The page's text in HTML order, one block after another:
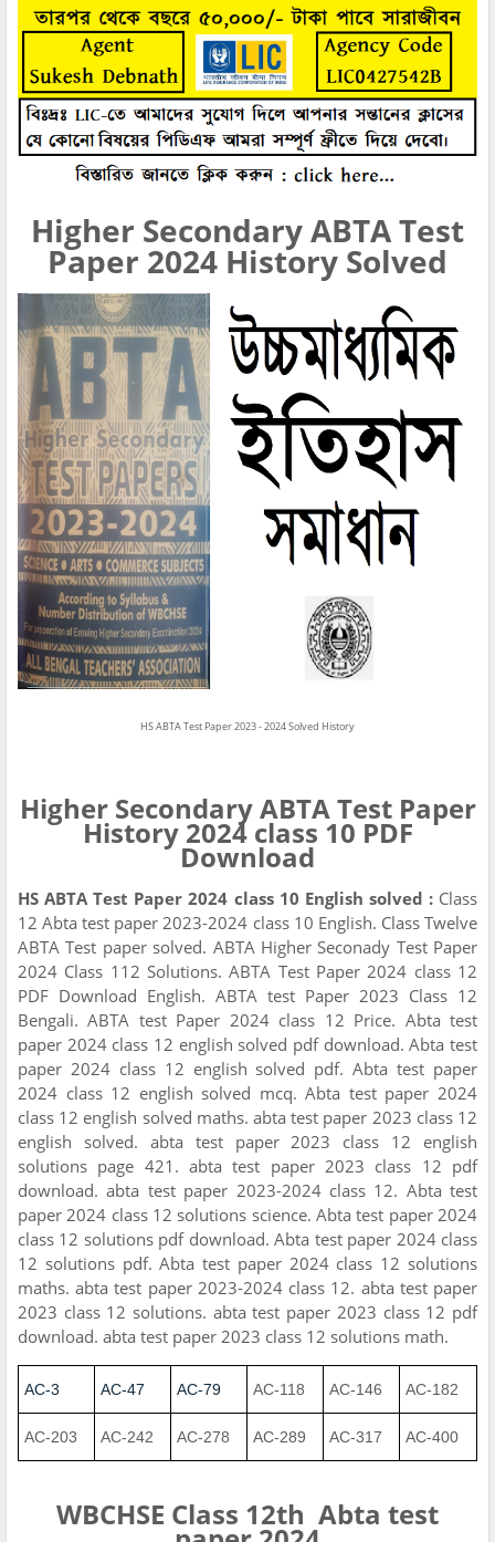
Higher Secondary ABTA Test
Paper 2024 History Solved
HS ABTA Test Paper 2023 - 2024 Solved History
Higher Secondary ABTA Test Paper
History 2024 class 10 PDF
Download
HS ABTA Test Paper 2024 class 10 English solved :Class
12 Abta test paper 2023-2024 class 10 English. Class Twelve
ABTA Test paper solved. ABTA Higher Seconady Test Paper
2024 Class 112 Solutions. ABTA Test Paper 2024 class 12
PDF Download English. ABTA test Paper 2023 Class 12
Bengali. ABTA test Paper 2024 class 12 Price. Abta test
paper 2024 class 12 english solved pdf download. Abta test
paper 2024 class 12 english solved pdf. Abta test paper
2024 class 12 english solved mcq. Abta test paper 2024
class 12 english solved maths. abta test paper 2023 class 12
english solved. abta test paper 2023 class 12 english
solutions page 421. abta test paper 2023 class 12 pdf
download. abta test paper 2023-2024 class 12. Abta test
paper 2024 class 12 solutions science. Abta test paper 2024
class 12 solutions pdf download. Abta test paper 2024 class
12 solutions pdf. Abta test paper 2024 class 12 solutions
maths. abta test paper 2023-2024 class 12. abta test paper
2023 class 12 solutions. abta test paper 2023 class 12 pdf
download. abta test paper 2023 class 12 solutions math.
AC-3 AC-47 AC-79 AC-118 AC-146 AC-182
AC-203 AC-242 AC-278 AC-289 AC-317 AC-400
WBCHSE Class 12th Abta test